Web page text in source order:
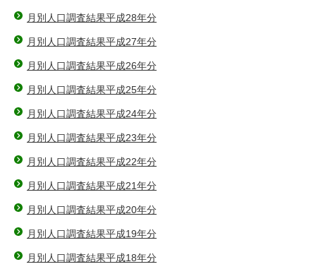
月別人口調査結果平成28年分
月別人口調査結果平成27年分
月別人口調査結果平成26年分
月別人口調査結果平成25年分
月別人口調査結果平成24年分
月別人口調査結果平成23年分
月別人口調査結果平成22年分
月別人口調査結果平成21年分
月別人口調査結果平成20年分
月別人口調査結果平成19年分
月別人口調査結果平成18年分